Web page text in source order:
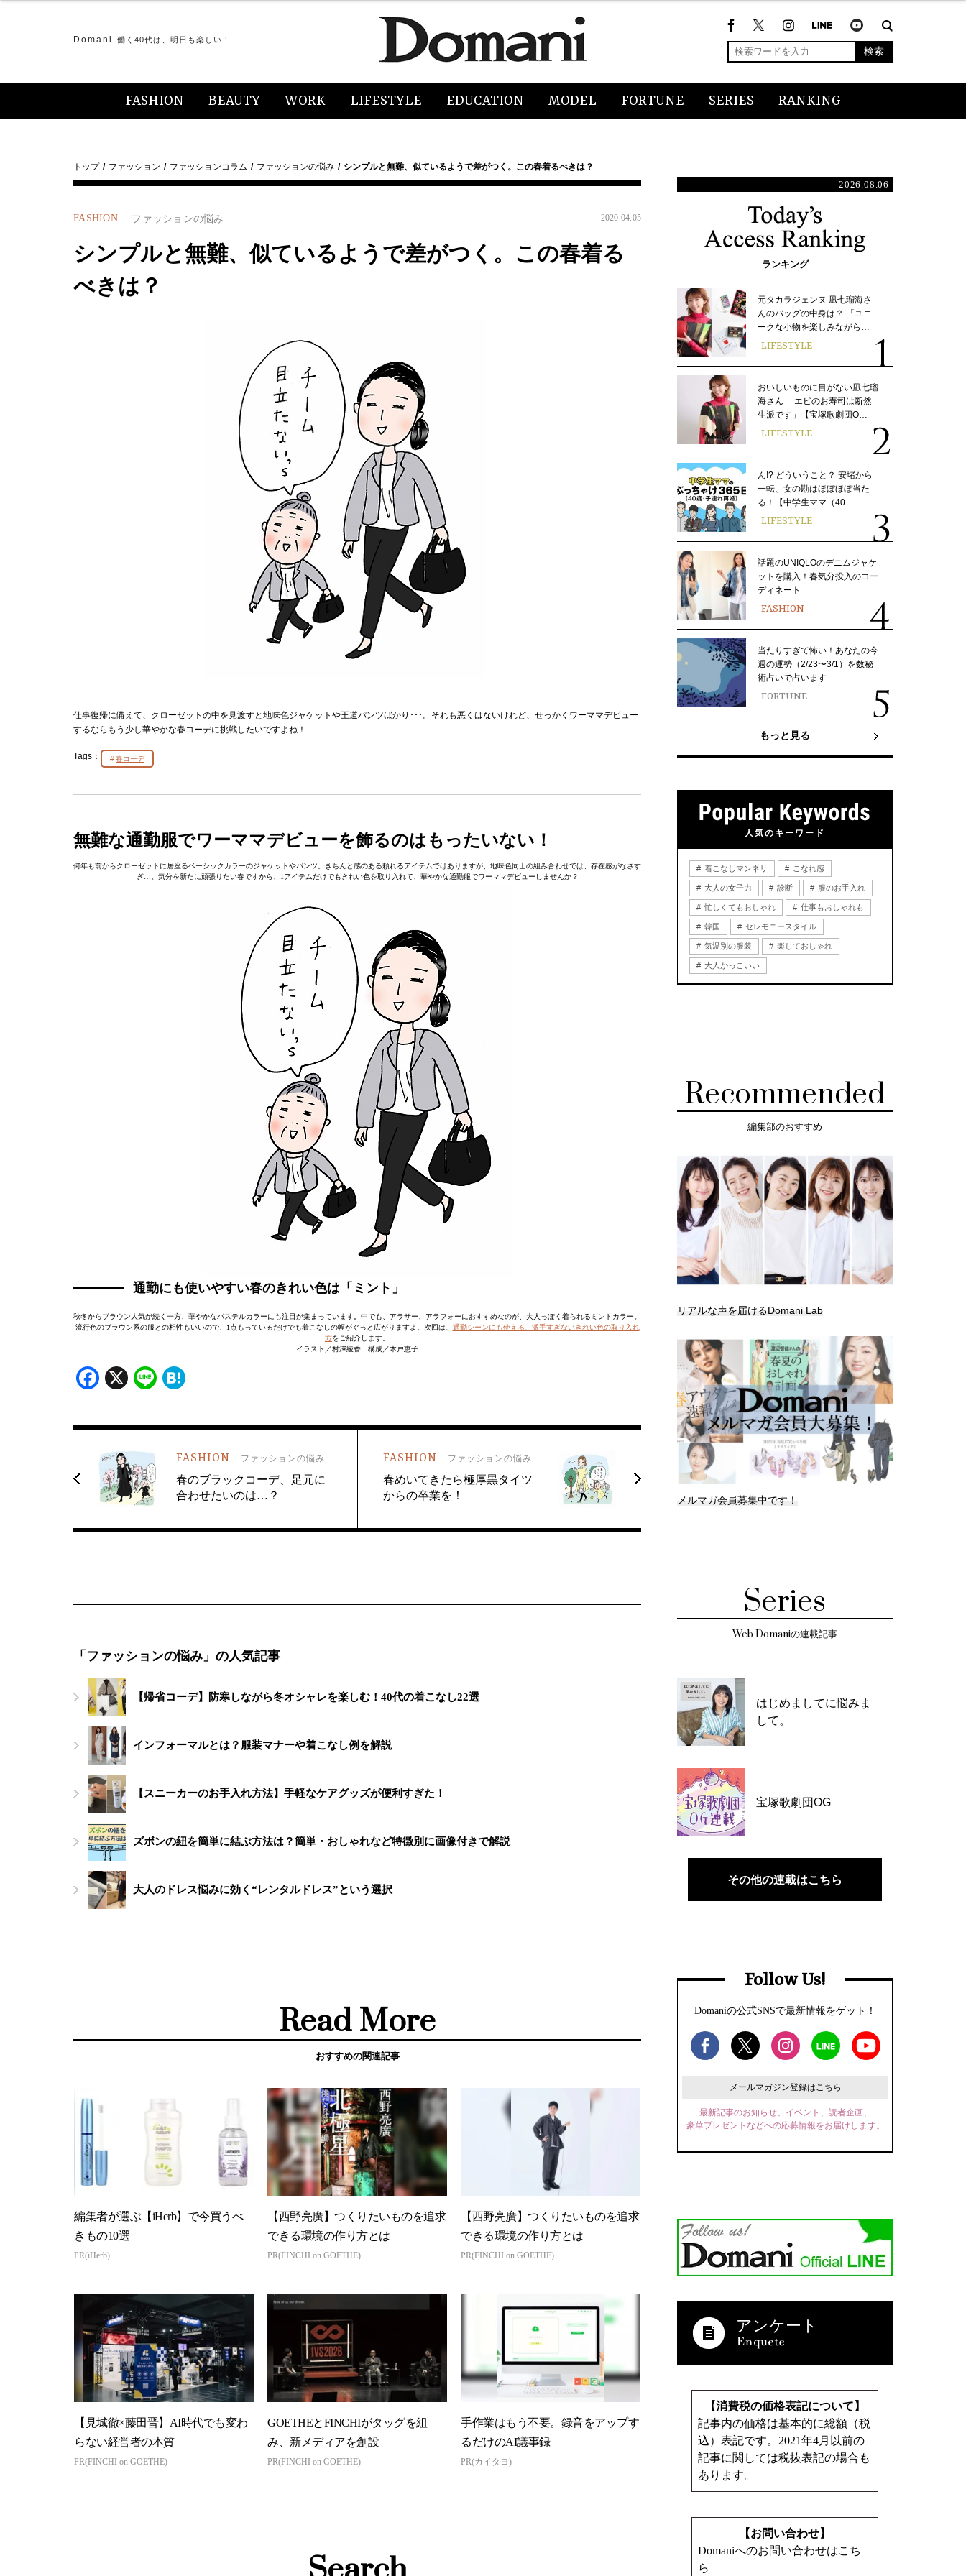
Domani 働く40代は、明日も楽しい！
検索
FASHION BEAUTY WORK LIFESTYLE EDUCATION MODEL FORTUNE SERIES RANKING
トップ ファッション ファッションコラム ファッションの悩み シンプルと無難、似ているようで差がつく。この春着るべきは？
FASHION ファッションの悩み 2020.04.05
シンプルと無難、似ているようで差がつく。この春着る
べきは？
仕事復帰に備えて、クローゼットの中を見渡すと地味色ジャケットや王道パンツばかり･･･。それも悪くはないけれど、せっかくワーママデビュー
するならもう少し華やかな春コーデに挑戦したいですよね！
Tags： 春コーデ
無難な通勤服でワーママデビューを飾るのはもったいない！
何年も前からクローゼットに居座るベーシックカラーのジャケットやパンツ。きちんと感のある頼れるアイテムではありますが、地味色同士の組み合わせでは、存在感がなさす
ぎ…。気分を新たに頑張りたい春ですから、1アイテムだけでもきれい色を取り入れて、華やかな通勤服でワーママデビューしませんか？
通勤にも使いやすい春のきれい色は「ミント」
秋冬からブラウン人気が続く一方、華やかなパステルカラーにも注目が集まっています。中でも、アラサー、アラフォーにおすすめなのが、大人っぽく着られるミントカラー。
流行色のブラウン系の服との相性もいいので、1点もっているだけでも着こなしの幅がぐっと広がりますよ。次回は、 通勤シーンにも使える、派手すぎないきれい色の取り入れ
方をご紹介します。
イラスト／村澤綾香 構成／木戸恵子
Facebook
X Line
FASHION ファッションの悩み
春のブラックコーデ、足元に
合わせたいのは…？
FASHION ファッションの悩み
春めいてきたら極厚黒タイツ
からの卒業を！
「ファッションの悩み」の人気記事
【帰省コーデ】防寒しながら冬オシャレを楽しむ！40代の着こなし22選
インフォーマルとは？服装マナーや着こなし例を解説
【スニーカーのお手入れ方法】手軽なケアグッズが便利すぎた！
ズボンの紐を簡単に結ぶ方法は？簡単・おしゃれなど特徴別に画像付きで解説
大人のドレス悩みに効く“レンタルドレス”という選択
Read More
おすすめの関連記事
編集者が選ぶ【iHerb】で今買うべ
きもの10選
PR(iHerb)
【西野亮廣】つくりたいものを追求
できる環境の作り方とは
PR(FINCHI on GOETHE)
【西野亮廣】つくりたいものを追求
できる環境の作り方とは
PR(FINCHI on GOETHE)
【見城徹×藤田晋】AI時代でも変わ
らない経営者の本質
PR(FINCHI on GOETHE)
GOETHEとFINCHIがタッグを組
み、新メディアを創設
PR(FINCHI on GOETHE)
手作業はもう不要。録音をアップす
るだけのAI議事録
PR(カイタヨ)
2026.08.06
ランキング
元タカラジェンヌ 凪七瑠海さ
んのバッグの中身は？ 「ユニ
ークな小物を楽しみながら…
LIFESTYLE
おいしいものに目がない凪七瑠
海さん 「エビのお寿司は断然
生派です」【宝塚歌劇団O…
LIFESTYLE
ん!? どういうこと？ 安堵から
一転、女の勘はほぼほぼ当た
る！【中学生ママ（40…
LIFESTYLE
話題のUNIQLOのデニムジャケ
ットを購入！春気分投入のコー
ディネート
FASHION
当たりすぎて怖い！あなたの今
週の運勢（2/23〜3/1）を数秘
術占いで占います
FORTUNE
もっと見る
人気のキーワード
着こなしマンネリ こなれ感
大人の女子力 診断 服のお手入れ
忙しくてもおしゃれ 仕事もおしゃれも
韓国 セレモニースタイル
気温別の服装 楽しておしゃれ
大人かっこいい
Recommended
編集部のおすすめ
リアルな声を届けるDomani Lab
メルマガ会員募集中です！
Series
Web Domaniの連載記事
はじめましてに悩みま
して。
宝塚歌劇団OG
その他の連載はこちら
Follow Us!
Domaniの公式SNSで最新情報をゲット！
メールマガジン登録はこちら
最新記事のお知らせ、イベント、読者企画、
豪華プレゼントなどへの応募情報をお届けします。
アンケート
【消費税の価格表記について】
記事内の価格は基本的に総額（税
込）表記です。2021年4月以前の
記事に関しては税抜表記の場合も
あります。
【お問い合わせ】
Domaniへのお問い合わせはこち
ら